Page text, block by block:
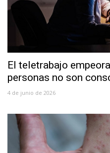
El teletrabajo
personas no son
4 de junio de 2026